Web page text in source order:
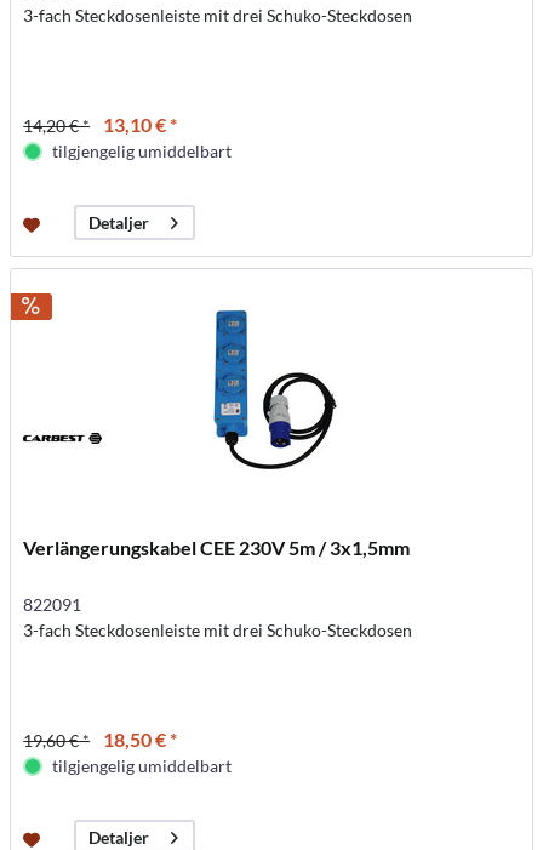
3-fach Steckdosenleiste mit drei Schuko-Steckdosen
14,20 € * 13,10 € *
tilgjengelig umiddelbart
Detaljer
Verlängerungskabel CEE 230V 5m / 3x1,5mm
822091
3-fach Steckdosenleiste mit drei Schuko-Steckdosen
19,60 € * 18,50 € *
tilgjengelig umiddelbart
Detaljer